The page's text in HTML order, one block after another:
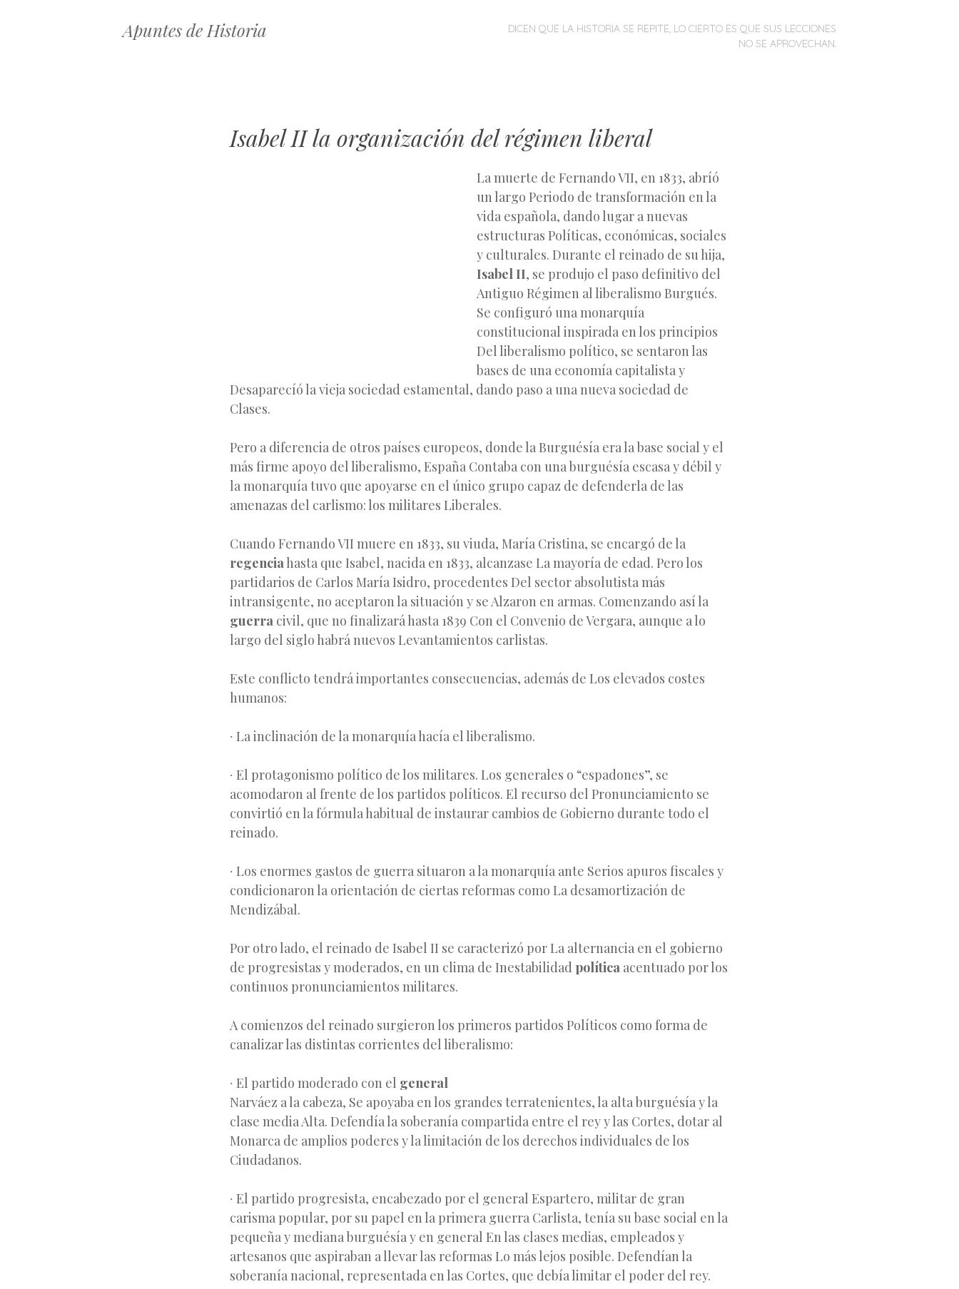
Apuntes de Historia MENÚ
SALTARDICEN QUE LA HISTORIA SE REPITE, LO CIERTO ES QUE SUS LECCIONES
NO SE APROVECHAN.
Isabel II la organización del régimen liberal
La muerte de Fernando VII, en 1833, abríó
un largo Periodo de transformación en la
vida española, dando lugar a nuevas
estructuras Políticas, económicas, sociales
y culturales. Durante el reinado de su hija,
Isabel II, se produjo el paso definitivo del
Antiguo Régimen al liberalismo Burgués.
Se configuró una monarquía
constitucional inspirada en los principios
Del liberalismo político, se sentaron las
bases de una economía capitalista y
Desaparecíó la vieja sociedad estamental, dando paso a una nueva sociedad de
Clases.
Pero a diferencia de otros países europeos, donde la Burguésía era la base social y el
más firme apoyo del liberalismo, España Contaba con una burguésía escasa y débil y
la monarquía tuvo que apoyarse en el único grupo capaz de defenderla de las
amenazas del carlismo: los militares Liberales.
Cuando Fernando VII muere en 1833, su viuda, María Cristina, se encargó de la
regenciahasta que Isabel, nacida en 1833, alcanzase La mayoría de edad. Pero los
partidarios de Carlos María Isidro, procedentes Del sector absolutista más
intransigente, no aceptaron la situación y se Alzaron en armas. Comenzando así la
guerra civil, que no finalizará hasta 1839 Con el Convenio de Vergara, aunque a lo
largo del siglo habrá nuevos Levantamientos carlistas.
Este conflicto tendrá importantes consecuencias, además de Los elevados costes
humanos:
∙ La inclinación de la monarquía hacía el liberalismo.
∙ El protagonismo político de los militares. Los generales o “espadones”, se
acomodaron al frente de los partidos políticos. El recurso del Pronunciamiento se
convirtió en la fórmula habitual de instaurar cambios de Gobierno durante todo el
reinado.
∙ Los enormes gastos de guerra situaron a la monarquía ante Serios apuros fiscales y
condicionaron la orientación de ciertas reformas como La desamortización de
Mendizábal.
Por otro lado, el reinado de Isabel II se caracterizó por La alternancia en el gobierno
de progresistas y moderados, en un clima de Inestabilidad política acentuado por los
continuos pronunciamientos militares.
A comienzos del reinado surgieron los primeros partidos Políticos como forma de
canalizar las distintas corrientes del liberalismo:
∙ El partido moderado con el general
Narváez a la cabeza, Se apoyaba en los grandes terratenientes, la alta burguésía y la
clase media Alta. Defendía la soberanía compartida entre el rey y las Cortes, dotar al
Monarca de amplios poderes y la limitación de los derechos individuales de los
Ciudadanos.
∙ El partido progresista, encabezado por el general Espartero, militar de gran
carisma popular, por su papel en la primera guerra Carlista, tenía su base social en la
pequeña y mediana burguésía y en general En las clases medias, empleados y
artesanos que aspiraban a llevar las reformas Lo más lejos posible. Defendían la
soberanía nacional, representada en las Cortes, que debía limitar el poder del rey.